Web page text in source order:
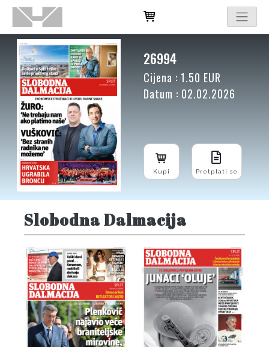
26994
Cijena : 1.50 EUR
Datum : 02.02.2026
Kupi Pretplati se
Slobodna Dalmacija